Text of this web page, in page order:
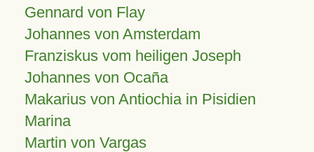
Gennard von Flay
Johannes von Amsterdam
Franziskus vom heiligen Joseph
Johannes von Ocaña
Makarius von Antiochia in Pisidien
Marina
Martin von Vargas